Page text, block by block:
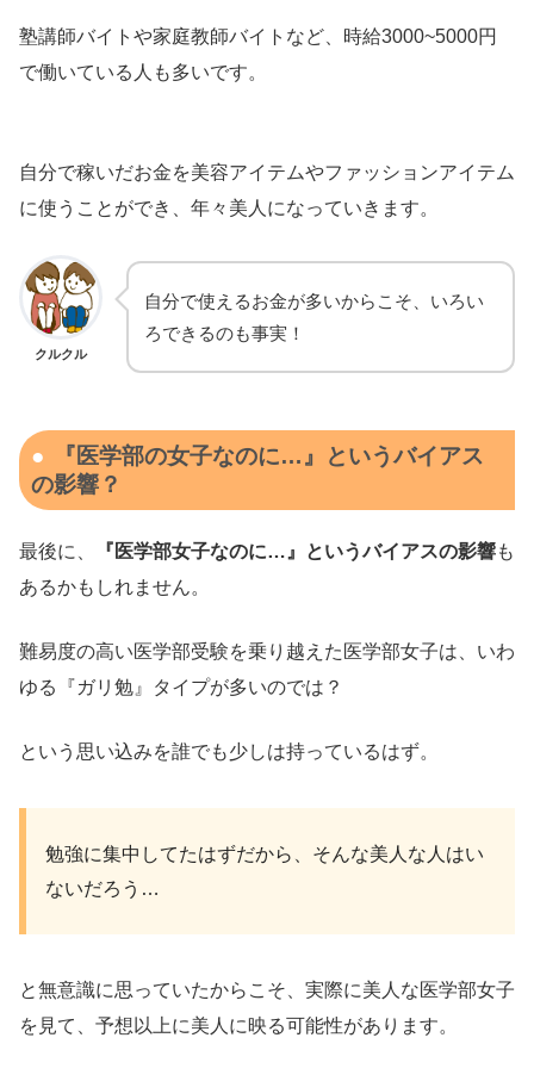
塾講師バイトや家庭教師バイトなど、時給3000~5000円
で働いている人も多いです。
自分で稼いだお金を美容アイテムやファッションアイテム
に使うことができ、年々美人になっていきます。
クルクル
自分で使えるお金が多いからこそ、いろい
ろできるのも事実！
『医学部の女子なのに…』というバイアス
の影響？
最後に、 『医学部女子なのに…』というバイアスの影響も
あるかもしれません。
難易度の高い医学部受験を乗り越えた医学部女子は、いわ
ゆる『ガリ勉』タイプが多いのでは？
という思い込みを誰でも少しは持っているはず。
勉強に集中してたはずだから、そんな美人な人はい
ないだろう…
と無意識に思っていたからこそ、実際に美人な医学部女子
を見て、予想以上に美人に映る可能性があります。